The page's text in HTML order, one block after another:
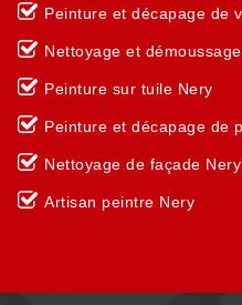
Peinture et décapage de
Nettoyage et
Peinture sur tuile Nery
Peinture et décapage de
Nettoyage de façade Nery
Artisan peintre Nery